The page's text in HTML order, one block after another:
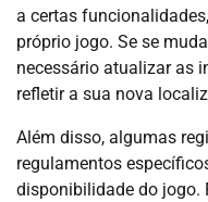
a certas
próprio jogo. Se se
necessário atualizar as
refletir a sua nova
Além disso, algumas
regulamentos
disponibilidade do jogo.